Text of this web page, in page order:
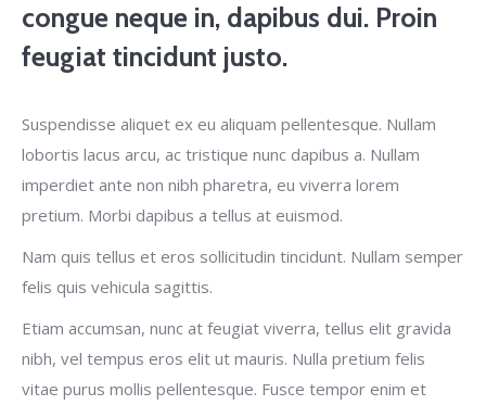
congue neque in, dapibus dui. Proin
feugiat tincidunt justo.
Suspendisse aliquet ex eu aliquam pellentesque. Nullam
lobortis lacus arcu, ac tristique nunc dapibus a. Nullam
imperdiet ante non nibh pharetra, eu viverra lorem
pretium. Morbi dapibus a tellus at euismod.
Nam quis tellus et eros sollicitudin tincidunt. Nullam semper
felis quis vehicula sagittis.
Etiam accumsan, nunc at feugiat viverra, tellus elit gravida
nibh, vel tempus eros elit ut mauris. Nulla pretium felis
vitae purus mollis pellentesque. Fusce tempor enim et